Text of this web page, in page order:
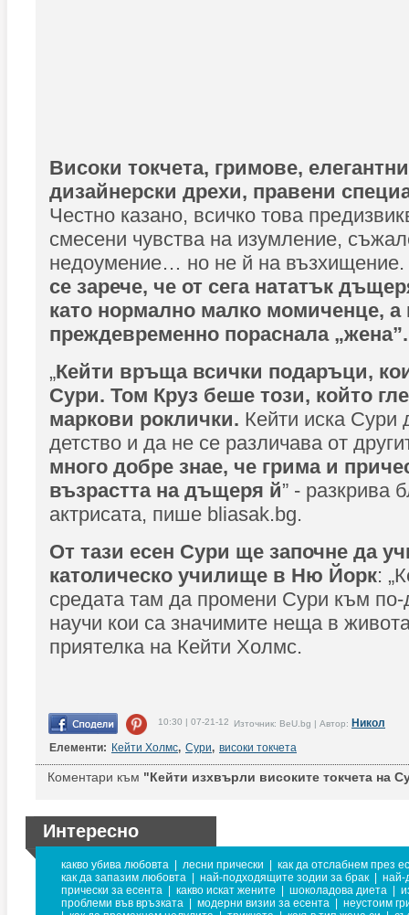
Високи токчета, гримове,
дизайнерски дрехи, правени
Честно казано, всичко това
смесени чувства на изумление,
недоумение… но не й на възхищение.
се зарече, че от сега нататък
като нормално малко момиченце, а
преждевременно пораснала „жена”.
„Кейти връща всички подаръци,
Сури. Том Круз беше този, който
маркови роклички. Кейти иска
детство и да не се различава от
много добре знае, че грима и
възрастта на дъщеря й” - разкрива
актрисата, пише bliasak.bg.
От тази есен Сури ще започне да
католическо училище в Ню Йорк:
средата там да промени Сури към
научи кои са значимите неща в
приятелка на Кейти Холмс.
10:30 | 07-21-12 Източник: BeU.bg | Автор: Никол
Елементи: Кейти Холмс, Сури, високи токчета
Коментари към "Кейти изхвърли високите токчета на
Интересно
какво убива любовта лесни прически
как да отслабнем през
как да запазим любовта
най-подходящите зодии за брак
най-
прически за есента
какво искат жените шоколадова диета
проблеми във връзката
модерни визии за есента
неустоим